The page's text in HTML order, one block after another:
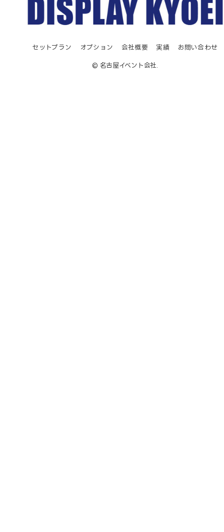
セットプラン オプション 会社概要 実績 お問い合わせ
© 名古屋イベント会社.